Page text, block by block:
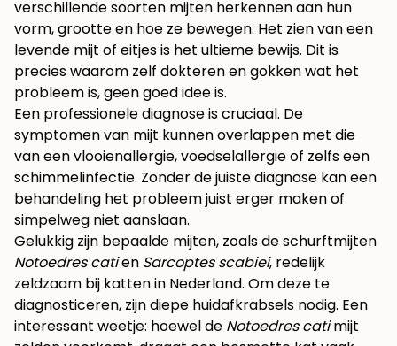
verschillende soorten mijten herkennen aan hun
vorm, grootte en hoe ze bewegen. Het zien van een
levende mijt of eitjes is het ultieme bewijs. Dit is
precies waarom zelf dokteren en gokken wat het
probleem is, geen goed idee is.
Een professionele diagnose is cruciaal. De
symptomen van mijt kunnen overlappen met die
van een vlooienallergie, voedselallergie of zelfs een
schimmelinfectie. Zonder de juiste diagnose kan een
behandeling het probleem juist erger maken of
simpelweg niet aanslaan.
Gelukkig zijn bepaalde mijten, zoals de schurftmijten
Notoedres catien Sarcoptes scabiei, redelijk
zeldzaam bij katten in Nederland. Om deze te
diagnosticeren, zijn diepe huidafkrabsels nodig. Een
interessant weetje: hoewel de Notoedres catimijt